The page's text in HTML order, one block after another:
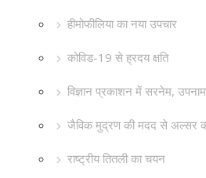
हीमोफीलिया का नया उपचार
कोविड-19 से ह्रदय क्षति
विज्ञान प्रकाशन में सरनेम,
जैविक मुद्रण की मदद से अल्सर
राष्ट्रीय तितली का चयन